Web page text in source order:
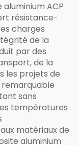
ACP
résistance-
charges
de la
par des
de la
les projets de
sans
températures
matériaux de
aluminium